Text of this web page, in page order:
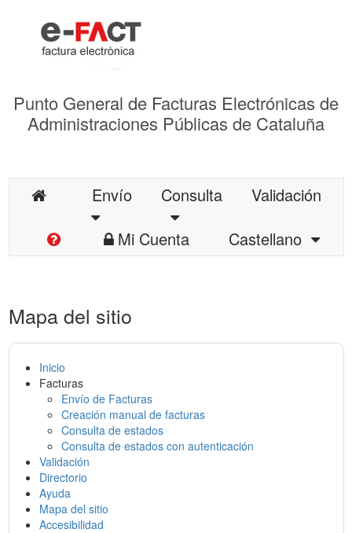
Punto General de Facturas Electrónicas de
Administraciones Públicas de Cataluña
Envío Consulta
Validación
Mi Cuenta
Castellano
Mapa del sitio
Inicio
Facturas
Envío de Facturas
Creación manual de facturas
Consulta de estados
Consulta de estados con autenticación
Validación
Directorio
Ayuda
Mapa del sitio
Accesibilidad